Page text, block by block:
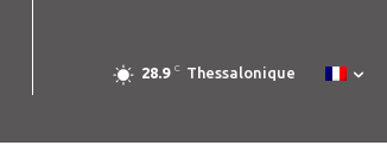
28.9 C Thessalonique